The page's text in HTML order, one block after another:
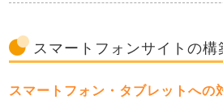
スマートフォンサイトの構
スマートフォン・タブレットへの